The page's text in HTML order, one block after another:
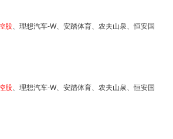
股、理想汽车-W、安踏体育、农夫山泉、恒安国
股、理想汽车-W、安踏体育、农夫山泉、恒安国